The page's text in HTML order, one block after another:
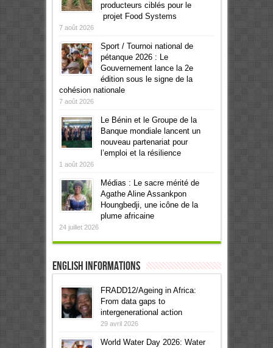
producteurs ciblés pour le
projet Food Systems
7 août 2026
Sport / Tournoi national de
pétanque 2026 : Le
Gouvernement lance la 2e
édition sous le signe de la
cohésion nationale
7 août 2026
Le Bénin et le Groupe de la
Banque mondiale lancent un
nouveau partenariat pour
l’emploi et la résilience
1 août 2026
Médias : Le sacre mérité de
Agathe Aline Assankpon
Houngbedji, une icône de la
plume africaine
24 juillet 2026
English informations
FRADD12/Ageing in Africa:
From data gaps to
intergenerational action
29 avril 2026
World Water Day 2026: Water